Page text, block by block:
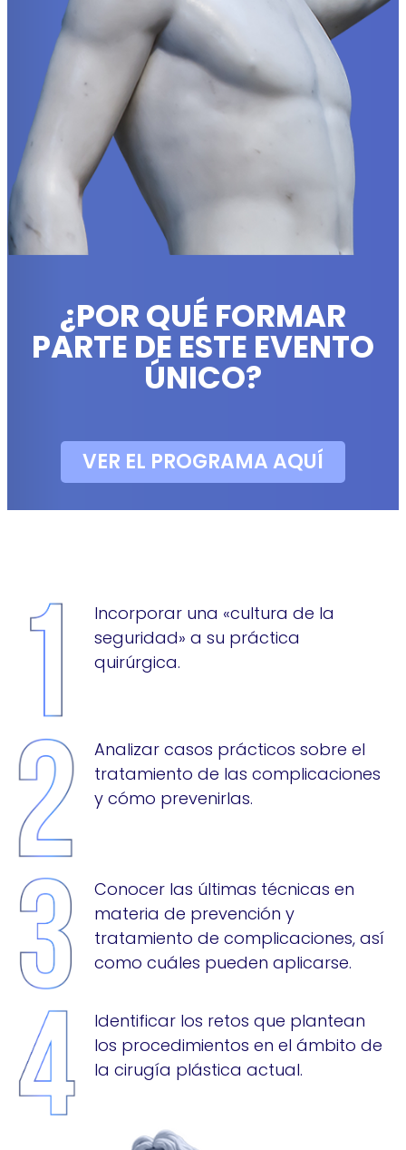
¿POR QUÉ FORMAR
PARTE DE ESTE EVENTO
ÚNICO?
VER EL PROGRAMA AQUÍ
Incorporar una «cultura de la
seguridad» a su práctica
quirúrgica.
Analizar casos prácticos sobre el
tratamiento de las complicaciones
y cómo prevenirlas.
Conocer las últimas técnicas en
materia de prevención y
tratamiento de complicaciones, así
como cuáles pueden aplicarse.
Identificar los retos que plantean
los procedimientos en el ámbito de
la cirugía plástica actual.